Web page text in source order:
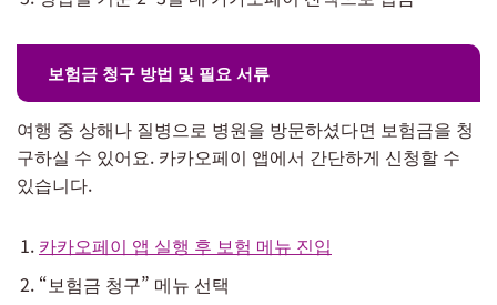
보험금 청구 방법 및 필요 서류
여행 중 상해나 질병으로 병원을 방문하셨다면 보험금을 청
구하실 수 있어요. 카카오페이 앱에서 간단하게 신청할 수
있습니다.
카카오페이 앱 실행 후 보험 메뉴 진입
“보험금 청구” 메뉴 선택